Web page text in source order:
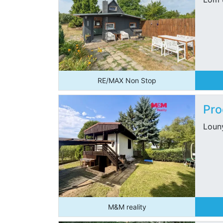
RE/MAX Non Stop
M&M reality